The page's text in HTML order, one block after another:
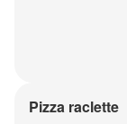
Pizza raclette